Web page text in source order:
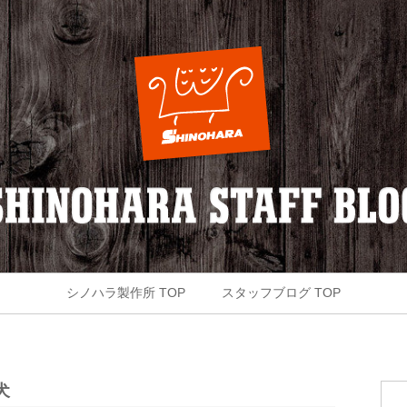
シノハラ製作所 TOP スタッフブログ TOP